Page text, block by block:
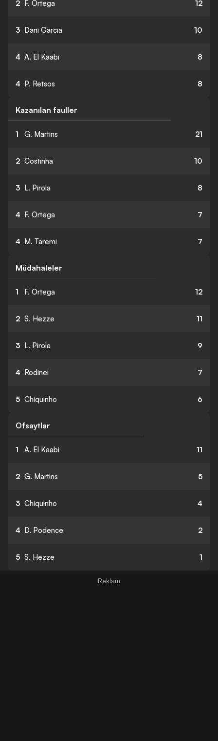
2 F. Ortega 12
3 Dani Garcia 10
4 A. El Kaabi 8
4 P. Retsos 8
Kazanılan fauller
1 G. Martins 21
2 Costinha 10
3 L. Pirola 8
4 F. Ortega 7
4 M. Taremi 7
Müdahaleler
1 F. Ortega 12
2 S. Hezze 11
3 L. Pirola 9
4 Rodinei 7
5 Chiquinho 6
Ofsaytlar
1 A. El Kaabi 11
2 G. Martins 5
3 Chiquinho 4
4 D. Podence 2
5 S. Hezze 1